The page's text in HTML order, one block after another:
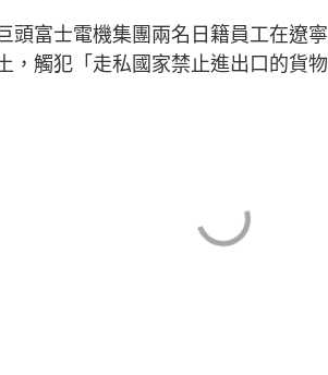
頭富士電機集團兩名日籍員工在遼
，觸犯「走私國家禁止進出口的貨